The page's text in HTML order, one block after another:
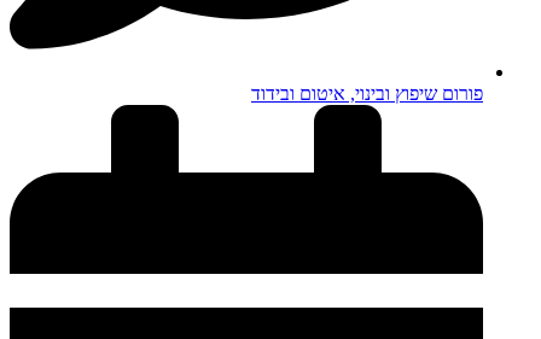
פורום שיפוץ ובינוי, איטום ובידוד